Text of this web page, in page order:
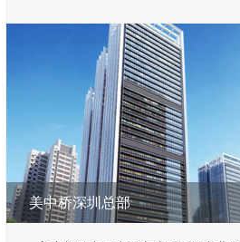
美中桥深圳总部